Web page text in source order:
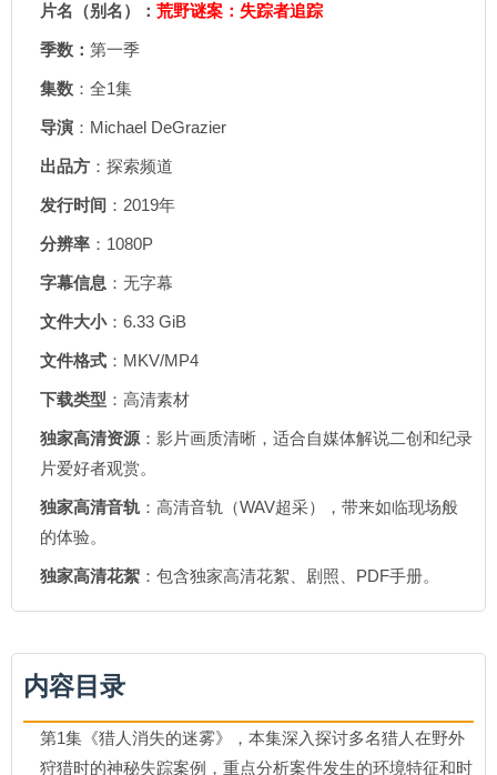
片名（别名）： 荒野谜案：失踪者追踪
季数： 第一季
集数 ：全1集
导演 ：Michael DeGrazier
出品方 ：探索频道
发行时间 ：2019年
分辨率 ：1080P
字幕信息 ：无字幕
文件大小：6.33 GiB
文件格式 ：MKV/MP4
下载类型 ：高清素材
独家高清资源 ：影片画质清晰，适合自媒体解说二创和纪录
片爱好者观赏。
独家高清音轨 ：高清音轨（WAV超采），带来如临现场般
的体验。
独家高清花絮 ：包含独家高清花絮、剧照、PDF手册。
内容目录
第1集《猎人消失的迷雾》，本集深入探讨多名猎人在野外
狩猎时的神秘失踪案例，重点分析案件发生的环境特征和时